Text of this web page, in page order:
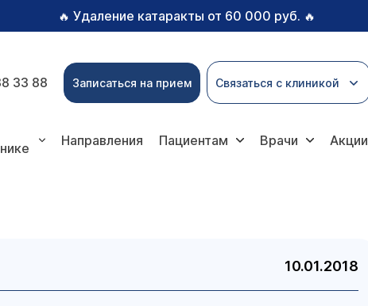
🔥 Удаление катаракты от 60 000 руб. 🔥
33 88 Записаться на прием Связаться с клиникой
Направления Пациентам Врачи Акции
10.01.2018